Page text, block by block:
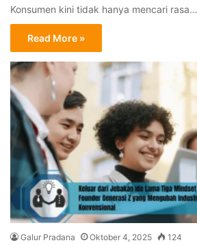
Konsumen kini tidak hanya mencari rasa…
Read More »
Galur Pradana Oktober 4, 2025 124